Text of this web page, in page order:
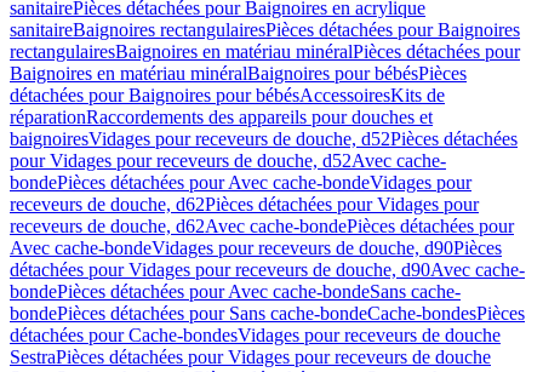
sanitairePièces détachées pour Baignoires en acrylique
sanitaireBaignoires rectangulairesPièces détachées pour Baignoires
rectangulairesBaignoires en matériau minéralPièces détachées pour
Baignoires en matériau minéralBaignoires pour bébésPièces
détachées pour Baignoires pour bébésAccessoiresKits de
réparationRaccordements des appareils pour douches et
baignoiresVidages pour receveurs de douche, d52Pièces détachées
pour Vidages pour receveurs de douche, d52Avec cache-
bondePièces détachées pour Avec cache-bondeVidages pour
receveurs de douche, d62Pièces détachées pour Vidages pour
receveurs de douche, d62Avec cache-bondePièces détachées pour
Avec cache-bondeVidages pour receveurs de douche, d90Pièces
détachées pour Vidages pour receveurs de douche, d90Avec cache-
bondePièces détachées pour Avec cache-bondeSans cache-
bondePièces détachées pour Sans cache-bondeCache-bondesPièces
détachées pour Cache-bondesVidages pour receveurs de douche
SestraPièces détachées pour Vidages pour receveurs de douche